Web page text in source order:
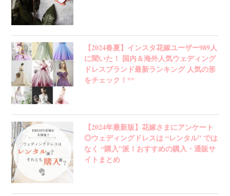
【2024春夏】インスタ花嫁ユーザー989人
に聞いた！ 国内＆海外人気ウェディング
ドレスブランド最新ランキング 人気の形
をチェック！**
【2024年最新版】花嫁さまにアンケート
◎ウェディングドレスは “レンタル” では
なく “購入”派！おすすめの購入・通販サ
イトまとめ